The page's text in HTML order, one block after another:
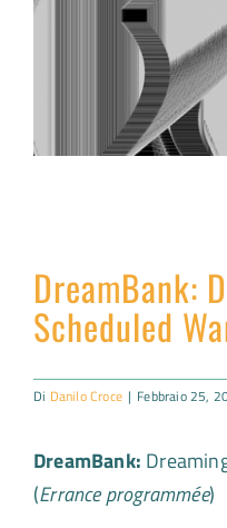
DreamBank:
Scheduled
Di Danilo Croce | Febbraio 25,
DreamBank:
(Errance programmée)